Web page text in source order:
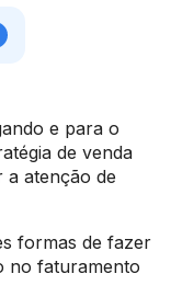
e para o
de venda
a atenção de
formas de fazer
no faturamento